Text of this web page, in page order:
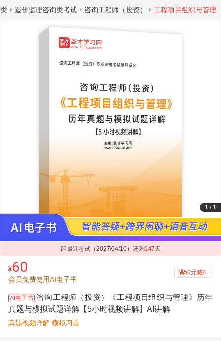
造价监理咨询类考试 咨询工程师（投资） 工程项目组织与管理
1 / 1
距最近考试（2027/04/10）还剩 247天
¥60
会员免费使用AI电子书
满50元减4
AI电子书 咨询工程师（投资）《工程项目组织与管理》历年
真题与模拟试题详解【5小时视频讲解】AI讲解
真题视频详解 模拟习题